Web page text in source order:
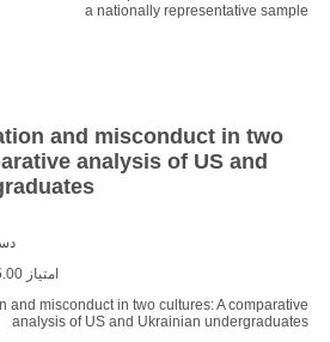
a nationally representative sample
and misconduct in two
analysis of US and
امتیاز 5.00 (1 رای)
and misconduct in two cultures: A comparative
analysis of US and Ukrainian undergraduates